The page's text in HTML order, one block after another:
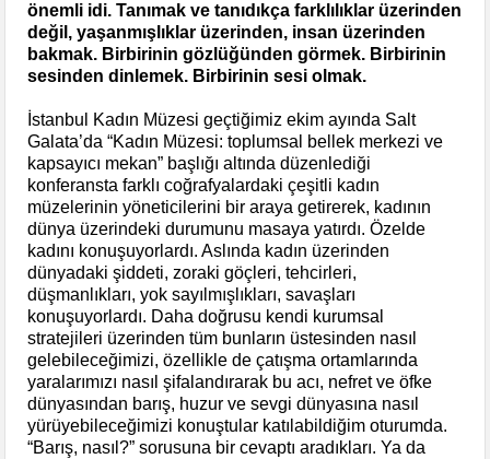
önemli idi. Tanımak ve tanıdıkça farklılıklar üzerinden
değil, yaşanmışlıklar üzerinden, insan üzerinden
bakmak. Birbirinin gözlüğünden görmek. Birbirinin
sesinden dinlemek. Birbirinin sesi olmak.
İstanbul Kadın Müzesi geçtiğimiz ekim ayında Salt
Galata’da “Kadın Müzesi: toplumsal bellek merkezi ve
kapsayıcı mekan” başlığı altında düzenlediği
konferansta farklı coğrafyalardaki çeşitli kadın
müzelerinin yöneticilerini bir araya getirerek, kadının
dünya üzerindeki durumunu masaya yatırdı. Özelde
kadını konuşuyorlardı. Aslında kadın üzerinden
dünyadaki şiddeti, zoraki göçleri, tehcirleri,
düşmanlıkları, yok sayılmışlıkları, savaşları
konuşuyorlardı. Daha doğrusu kendi kurumsal
stratejileri üzerinden tüm bunların üstesinden nasıl
gelebileceğimizi, özellikle de çatışma ortamlarında
yaralarımızı nasıl şifalandırarak bu acı, nefret ve öfke
dünyasından barış, huzur ve sevgi dünyasına nasıl
yürüyebileceğimizi konuştular katılabildiğim oturumda.
“Barış, nasıl?” sorusuna bir cevaptı aradıkları. Ya da